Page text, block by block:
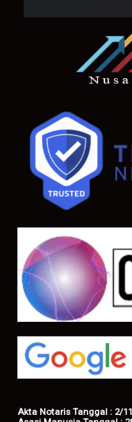
Akta Notaris Tanggal : 2/